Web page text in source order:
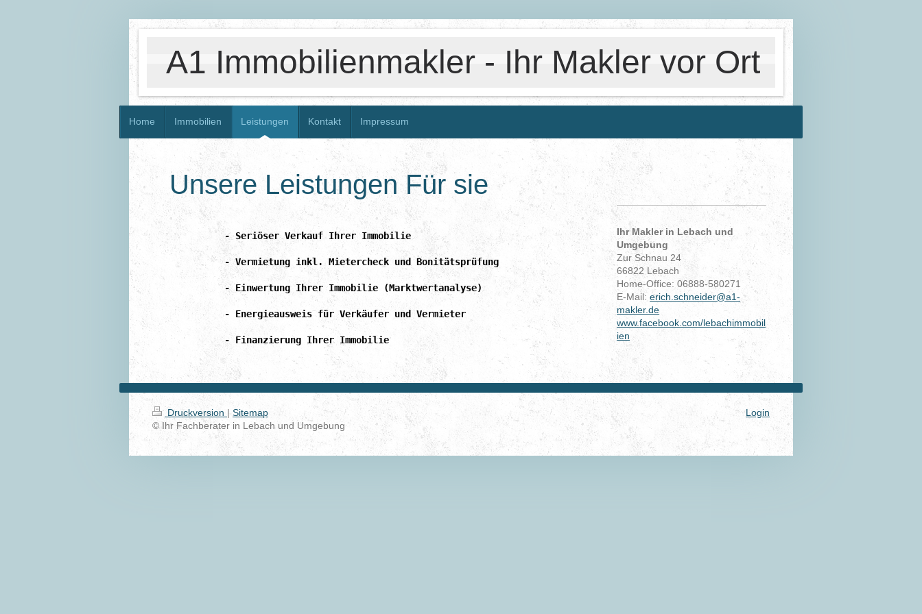
A1 Immobilienmakler - Ihr Makler vor Ort
Home Immobilien Leistungen Kontakt Impressum
Unsere Leistungen Für sie
- Seriöser Verkauf Ihrer Immobilie
- Vermietung inkl. Mietercheck und Bonitätsprüfung
- Einwertung Ihrer Immobilie (Marktwertanalyse)
- Energieausweis für Verkäufer und Vermieter
- Finanzierung Ihrer Immobilie
Ihr Makler in Lebach und
Umgebung
Zur Schnau 24
66822 Lebach
Home-Office:06888-580271
E-Mail:erich.schneider@a1-
makler.de
www.facebook.com/lebachimmobil
ien
Druckversion | Sitemap
© Ihr Fachberater in Lebach und Umgebung
Login